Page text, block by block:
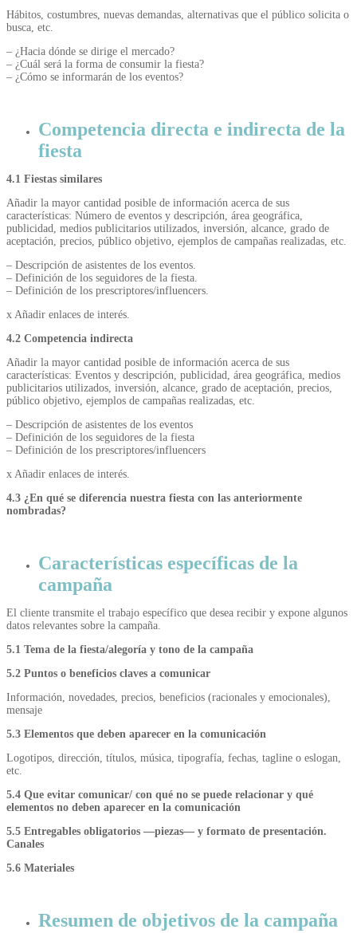
Hábitos, costumbres, nuevas demandas, alternativas que el público solicita o
busca, etc.
– ¿Hacia dónde se dirige el mercado?
– ¿Cuál será la forma de consumir la fiesta?
– ¿Cómo se informarán de los eventos?
Competencia directa e indirecta de la
fiesta
4.1 Fiestas similares
Añadir la mayor cantidad posible de información acerca de sus
características: Número de eventos y descripción, área geográfica,
publicidad, medios publicitarios utilizados, inversión, alcance, grado de
aceptación, precios, público objetivo, ejemplos de campañas realizadas, etc.
– Descripción de asistentes de los eventos.
– Definición de los seguidores de la fiesta.
– Definición de los prescriptores/influencers.
x Añadir enlaces de interés.
4.2 Competencia indirecta
Añadir la mayor cantidad posible de información acerca de sus
características: Eventos y descripción, publicidad, área geográfica, medios
publicitarios utilizados, inversión, alcance, grado de aceptación, precios,
público objetivo, ejemplos de campañas realizadas, etc.
– Descripción de asistentes de los eventos
– Definición de los seguidores de la fiesta
– Definición de los prescriptores/influencers
x Añadir enlaces de interés.
4.3 ¿En qué se diferencia nuestra fiesta con las anteriormente
nombradas?
Características específicas de la
campaña
El cliente transmite el trabajo específico que desea recibir y expone algunos
datos relevantes sobre la campaña.
5.1 Tema de la fiesta/alegoría y tono de la campaña
5.2 Puntos o beneficios claves a comunicar
Información, novedades, precios, beneficios (racionales y emocionales),
mensaje
5.3 Elementos que deben aparecer en la comunicación
Logotipos, dirección, títulos, música, tipografía, fechas, tagline o eslogan,
etc.
5.4 Que evitar comunicar/ con qué no se puede relacionar y qué
elementos no deben aparecer en la comunicación
5.5 Entregables obligatorios —piezas— y formato de presentación.
Canales
5.6 Materiales
Resumen de objetivos de la campaña